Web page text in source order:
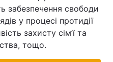
забезпечення свободи
у процесі протидії
захисту сім’ї та
тощо.